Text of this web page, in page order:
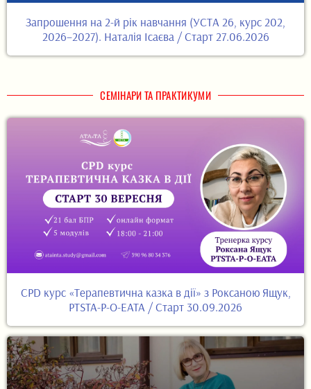
Запрошення на 2-й рік навчання (УСТА 26, курс 202,
2026–2027). Наталія Ісаєва / Старт 27.06.2026
СЕМІНАРИ ТА ПРАКТИКУМИ
CPD курс «Терапевтична казка в дії» з Роксаною Ящук,
PTSTA-P-O-EATA / Старт 30.09.2026